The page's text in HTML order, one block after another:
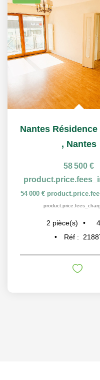
, Nantes
58 500 €
54 000 €
2 pièce(s)
Réf :